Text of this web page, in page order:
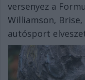
versenyez a
Williamson,
autósport